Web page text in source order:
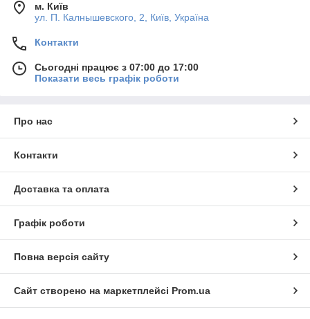
м. Київ
ул. П. Калнышевского, 2, Київ, Україна
Контакти
Сьогодні працює з 07:00 до 17:00
Показати весь графік роботи
Про нас
Контакти
Доставка та оплата
Графік роботи
Повна версія сайту
Сайт створено на маркетплейсі Prom.ua